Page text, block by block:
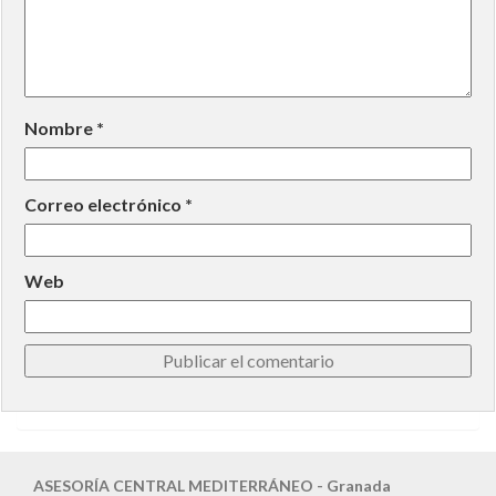
Nombre *
Correo electrónico *
Web
ASESORÍA CENTRAL MEDITERRÁNEO - Granada